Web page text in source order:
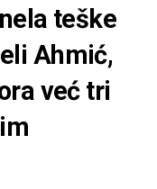
teške
Ahmić,
već tri